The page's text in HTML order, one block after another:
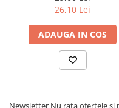
Hartie si Accesorii
Instrumente de scris
Organizare si Arhivare
Seturi birotica
Arta
26,10 Lei
ADAUGA IN COS
Newsletter Nu rata ofertele